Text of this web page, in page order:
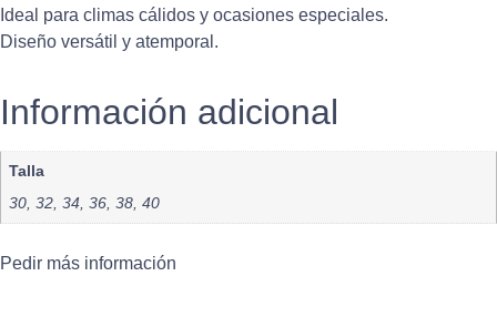
Ideal para climas cálidos y ocasiones especiales.
Diseño versátil y atemporal.
Información adicional
Talla
30, 32, 34, 36, 38, 40
Pedir más información